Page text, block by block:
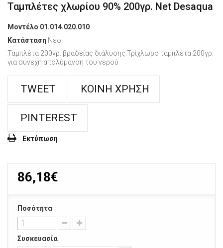
Ταμπλέτες χλωρίου 90% 200γρ. Net Desaqua
Μοντέλο 01.014.020.010
Κατάσταση Νέο
Ταμπλέτα 200γρ. βραδείας διάλυσης.Τρίχλωρο ταμπλέτα 200γρ.
για συνεχή απολύμανση του νερού
TWEET ΚΟΙΝΉ ΧΡΉΣΗ
PINTEREST
Εκτύπωση
86,18€
Ποσότητα
Συσκευασία